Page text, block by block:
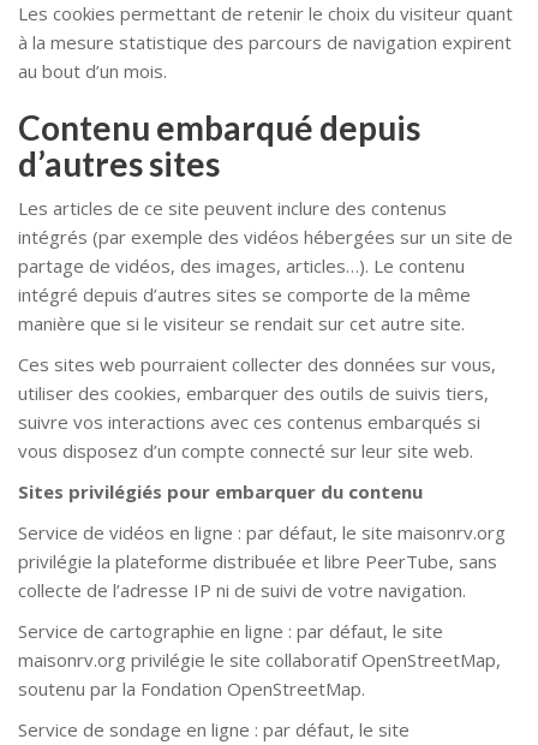
Les cookies permettant de retenir le choix du visiteur quant
à la mesure statistique des parcours de navigation expirent
au bout d’un mois.
Contenu embarqué depuis
d’autres sites
Les articles de ce site peuvent inclure des contenus
intégrés (par exemple des vidéos hébergées sur un site de
partage de vidéos, des images, articles…). Le contenu
intégré depuis d’autres sites se comporte de la même
manière que si le visiteur se rendait sur cet autre site.
Ces sites web pourraient collecter des données sur vous,
utiliser des cookies, embarquer des outils de suivis tiers,
suivre vos interactions avec ces contenus embarqués si
vous disposez d’un compte connecté sur leur site web.
Sites privilégiés pour embarquer du contenu
Service de vidéos en ligne : par défaut, le site maisonrv.org
privilégie la plateforme distribuée et libre PeerTube, sans
collecte de l’adresse IP ni de suivi de votre navigation.
Service de cartographie en ligne : par défaut, le site
maisonrv.org privilégie le site collaboratif OpenStreetMap,
soutenu par la Fondation OpenStreetMap.
Service de sondage en ligne : par défaut, le site